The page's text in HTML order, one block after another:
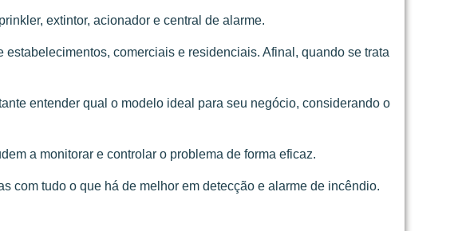
extintor, acionador e central de alarme.
comerciais e residenciais. Afinal, quando se trata
entender qual o modelo ideal para seu negócio, considerando o
a monitorar e controlar o problema de forma eficaz.
com tudo o que há de melhor em detecção e alarme de incêndio.